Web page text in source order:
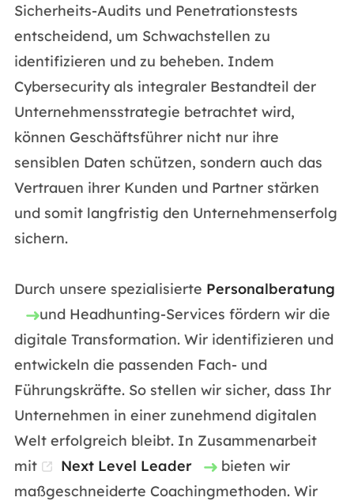
Sicherheits-Audits und Penetrationstests
entscheidend, um Schwachstellen zu
identifizieren und zu beheben. Indem
Cybersecurity als integraler Bestandteil der
Unternehmensstrategie betrachtet wird,
können Geschäftsführer nicht nur ihre
sensiblen Daten schützen, sondern auch das
Vertrauen ihrer Kunden und Partner stärken
und somit langfristig den Unternehmenserfolg
sichern.
Durch unsere spezialisierte Personalberatung
und Headhunting-Services fördern wir die
digitale Transformation. Wir identifizieren und
entwickeln die passenden Fach- und
Führungskräfte. So stellen wir sicher, dass Ihr
Unternehmen in einer zunehmend digitalen
Welt erfolgreich bleibt. In Zusammenarbeit
mit
Next Level Leader
bieten wir
maßgeschneiderte Coachingmethoden. Wir